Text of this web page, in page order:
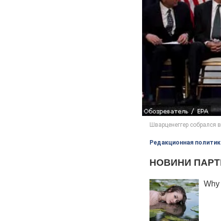
Редакционная